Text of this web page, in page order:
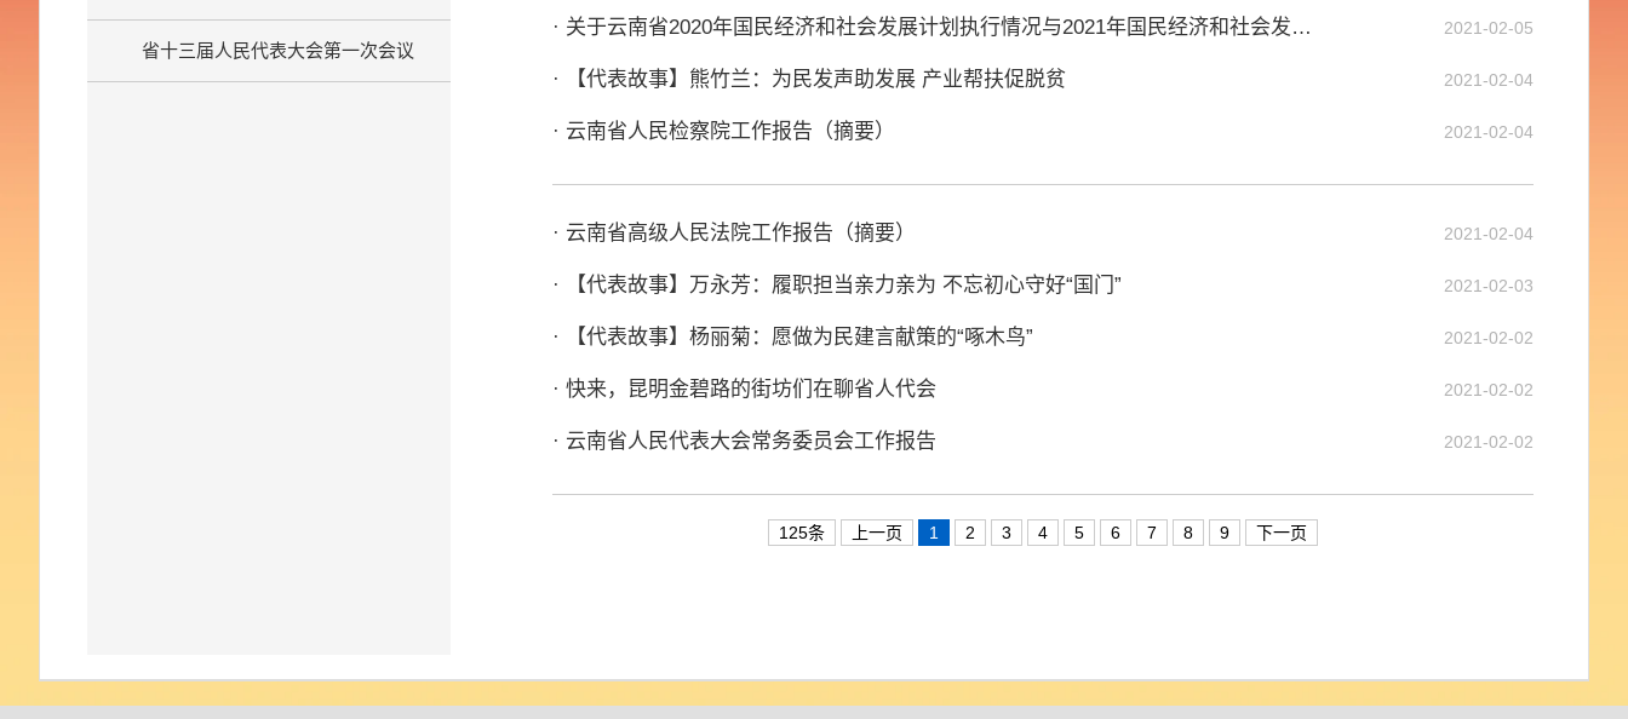
省十三届人民代表大会第一次会议
· 关于云南省2020年国民经济和社会发展计划执行情况与2021年国民经济和社会发展计划草案的报告（摘要） 2021-02-05
· 【代表故事】熊竹兰：为民发声助发展 产业帮扶促脱贫 2021-02-04
· 云南省人民检察院工作报告（摘要） 2021-02-04
· 云南省高级人民法院工作报告（摘要） 2021-02-04
· 【代表故事】万永芳：履职担当亲力亲为 不忘初心守好“国门” 2021-02-03
· 【代表故事】杨丽菊：愿做为民建言献策的“啄木鸟” 2021-02-02
· 快来，昆明金碧路的街坊们在聊省人代会 2021-02-02
· 云南省人民代表大会常务委员会工作报告 2021-02-02
125条 上一页 1 2 3 4 5 6 7 8 9 下一页